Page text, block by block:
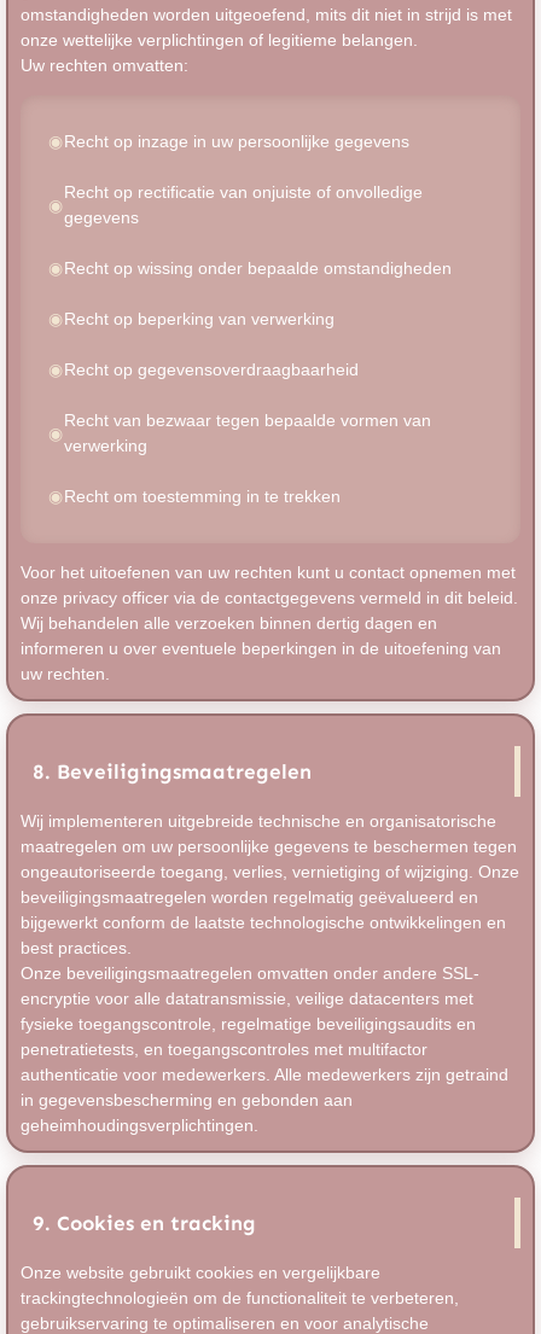
omstandigheden worden uitgeoefend, mits dit niet in strijd is met
onze wettelijke verplichtingen of legitieme belangen.
Uw rechten omvatten:
Recht op inzage in uw persoonlijke gegevens
Recht op rectificatie van onjuiste of onvolledige
gegevens
Recht op wissing onder bepaalde omstandigheden
Recht op beperking van verwerking
Recht op gegevensoverdraagbaarheid
Recht van bezwaar tegen bepaalde vormen van
verwerking
Recht om toestemming in te trekken
Voor het uitoefenen van uw rechten kunt u contact opnemen met
onze privacy officer via de contactgegevens vermeld in dit beleid.
Wij behandelen alle verzoeken binnen dertig dagen en
informeren u over eventuele beperkingen in de uitoefening van
uw rechten.
8. Beveiligingsmaatregelen
Wij implementeren uitgebreide technische en organisatorische
maatregelen om uw persoonlijke gegevens te beschermen tegen
ongeautoriseerde toegang, verlies, vernietiging of wijziging. Onze
beveiligingsmaatregelen worden regelmatig geëvalueerd en
bijgewerkt conform de laatste technologische ontwikkelingen en
best practices.
Onze beveiligingsmaatregelen omvatten onder andere SSL-
encryptie voor alle datatransmissie, veilige datacenters met
fysieke toegangscontrole, regelmatige beveiligingsaudits en
penetratietests, en toegangscontroles met multifactor
authenticatie voor medewerkers. Alle medewerkers zijn getraind
in gegevensbescherming en gebonden aan
geheimhoudingsverplichtingen.
9. Cookies en tracking
Onze website gebruikt cookies en vergelijkbare
trackingtechnologieën om de functionaliteit te verbeteren,
gebruikservaring te optimaliseren en voor analytische